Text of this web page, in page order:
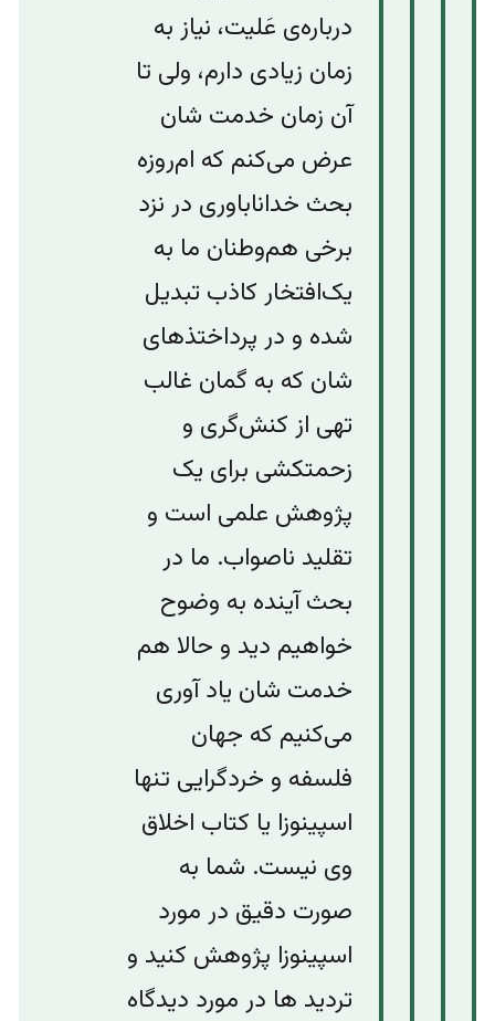
درباره‌ی عَلیت، نیاز به
زمان زیادی دارم،‌ ولی تا
آن زمان خدمت شان
عرض می‌کنم که ام‌روزه
بحث خداناباوری در نزد
برخی هم‌وطنان ما به
یک‌افتخار کاذب تبدیل
شده و در پرداختذهای
شان که به گمان غالب
تهی از کنش‌گری و
زحمتکشی برای یک
پژوهش علمی است و
تقلید ناصواب. ما در
بحث آینده به وضوح‌
خواهیم دید ‌و‌ حالا هم
خدمت شان یاد آوری
می‌کنیم که جهان
فلسفه و خردگرایی تنها
اسپینوزا یا کتاب اخلاق
وی نیست. شما به
صورت دقیق در مورد
اسپینوزا پژ‌وهش کنید و‌
تردید ها در مورد دیدگاه